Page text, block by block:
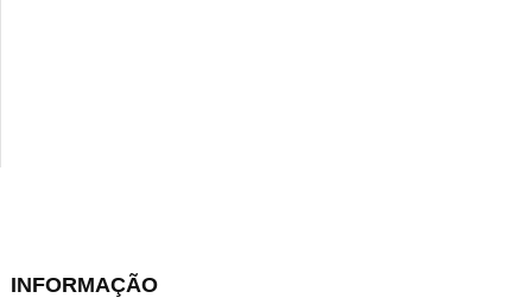
INFORMAÇÃO